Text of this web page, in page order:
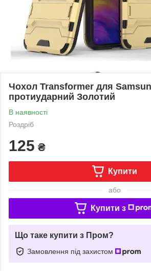
Чохол Transformer для
протиударний Золотий
В наявності
Роздріб
125 ₴
Купити
або
Купити з
Що таке купити з Пром?
Замовлення під захистом